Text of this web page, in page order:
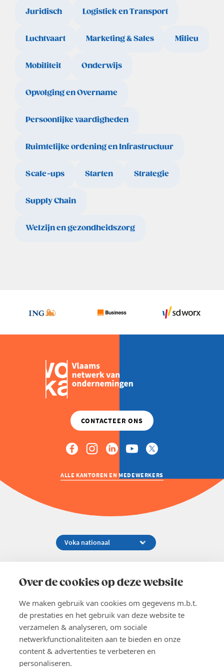
Over de cookies op deze website
We maken gebruik van cookies om gegevens m.b.t.
de prestaties en het gebruik van deze website te
verzamelen & analyseren, om sociale
netwerkfunctionaliteiten aan te bieden en onze
content & advertenties te verbeteren en
personaliseren.
Juridisch Logistiek en Transport
Luchtvaart Marketing & Sales Milieu
Mobiliteit Onderwijs
Opvolging en Overname
Persoonlijke vaardigheden
Ruimtelijke ordening en Infrastructuur
Scale-ups Starten Strategie
Supply Chain
Welzijn en gezondheidszorg
ALLE KANTOREN EN MEDEWERKERS
02 229 81 11
EN